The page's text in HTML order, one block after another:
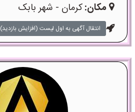
مکان:کرمان - شهر بابک
انتقال آگهی به اول لیست (افزایش بازدید)